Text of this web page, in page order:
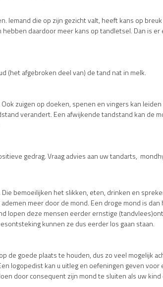
die op zijn gezicht valt, heeft kans op
daardoor meer kans op tandletsel. Dan is
(het afgebroken deel van) de tand nat in melk.
zuigen op doeken, spenen en vingers kan
verandert. Een afwijkende tandstand kan de
gedrag. Vraag advies aan uw tandarts,
bemoeilijken het slikken, eten, drinken en
meer door de mond. Een droge mond is dan
lopen deze mensen eerder ernstige
kunnen ze dus eerder los gaan staan.
goede plaats te houden, dus zo veel mogelijk
logopedist kan u uitleg en oefeningen geven voor
door consequent zijn mond te sluiten als uw kind